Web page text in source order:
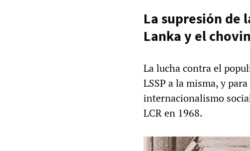
La supresión de
Lanka y el
La lucha contra el
LSSP a la misma, y
internacionalismo
LCR en 1968.